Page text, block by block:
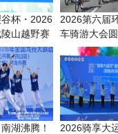
杯・2026
山越野赛
2026第六届
车骑游大会
湖沸腾！
2026骑享大